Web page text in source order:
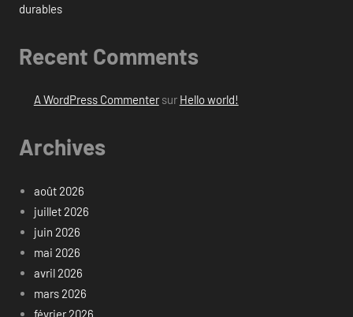
durables
Recent Comments
A WordPress Commentersur Hello world!
Archives
août 2026
juillet 2026
juin 2026
mai 2026
avril 2026
mars 2026
février 2026